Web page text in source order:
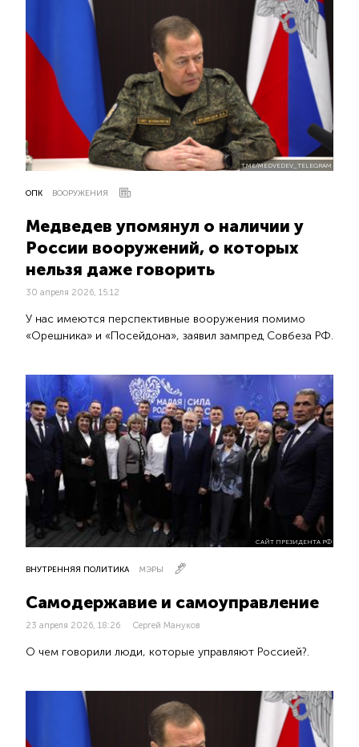
T.ME/MEDVEDEV_TELEGRAM
ОПК ВООРУЖЕНИЯ
Медведев упомянул о наличии у
России вооружений, о которых
нельзя даже говорить
30 апреля 2026, 15:12
У нас имеются перспективные вооружения помимо
«Орешника» и «Посейдона», заявил зампред Совбеза РФ.
САЙТ ПРЕЗИДЕНТА РФ
ВНУТРЕННЯЯ ПОЛИТИКА МЭРЫ
Самодержавие и самоуправление
23 апреля 2026, 18:26 Сергей Мануков
О чем говорили люди, которые управляют Россией?.